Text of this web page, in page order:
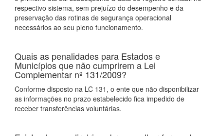
respectivo sistema, sem prejuízo do desempenho e da
preservação das rotinas de segurança operacional
necessários ao seu pleno funcionamento.
Quais as penalidades para Estados e
Municípios que não cumprirem a Lei
Complementar nº 131/2009?
Conforme disposto na LC 131, o ente que não disponibilizar
as informações no prazo estabelecido fica impedido de
receber transferências voluntárias.